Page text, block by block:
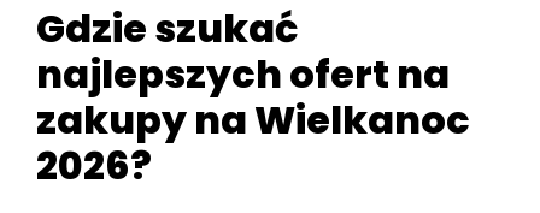
Gdzie szukać
najlepszych ofert na
zakupy na Wielkanoc
2026?